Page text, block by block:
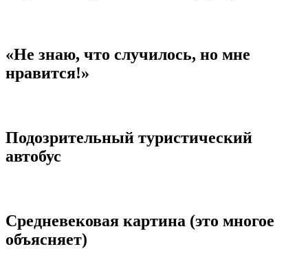
«Не знаю, что случилось, но мне
нравится!»
Подозрительный туристический
автобус
Средневековая картина (это многое
объясняет)